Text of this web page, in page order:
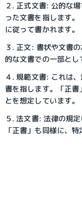
２. 正式文書: 公的な
った文書を指します
に従って書かれます。
３. 正文: 書状や文書
的な文書での一部とし
４. 規範文書: これは
書を指します。「正
とを想定しています。
５. 法文書: 法律の規
「正書」も同様に、